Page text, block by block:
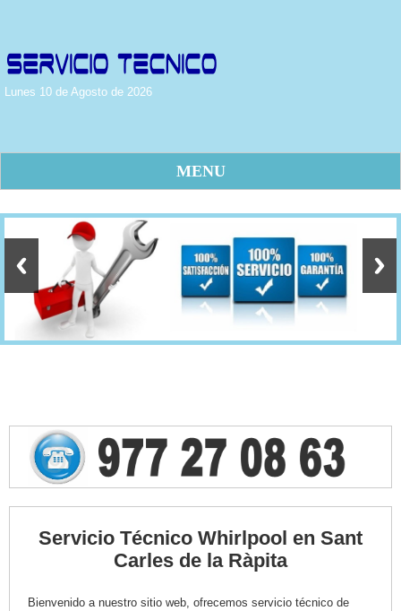
Lunes 10 de Agosto de 2026
MENU
Servicio Técnico Whirlpool en Sant
Carles de la Ràpita
Bienvenido a nuestro sitio web, ofrecemos servicio técnico de